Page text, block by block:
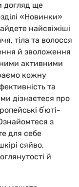
догляд ще
«Новинки»
найсвіжіші
тіла та волосся
й зволоження
активними
кожну
та
дізнаєтеся про
бʼюті-
з
для себе
сяйво,
й